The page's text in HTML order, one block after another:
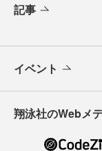
記事
イベント
翔泳社のWebメ